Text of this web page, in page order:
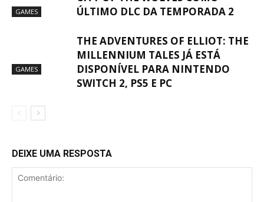
GAMES
ÚLTIMO DLC DA TEMPORADA 2
GAMES
THE ADVENTURES OF ELLIOT: THE
MILLENNIUM TALES JÁ ESTÁ
DISPONÍVEL PARA NINTENDO
SWITCH 2, PS5 E PC
DEIXE UMA RESPOSTA